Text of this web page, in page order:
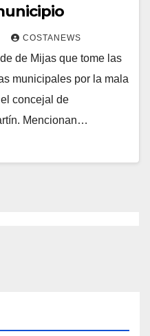
COSTANEWS
de Mijas que tome las
municipales por la mala
concejal de
Mencionan…